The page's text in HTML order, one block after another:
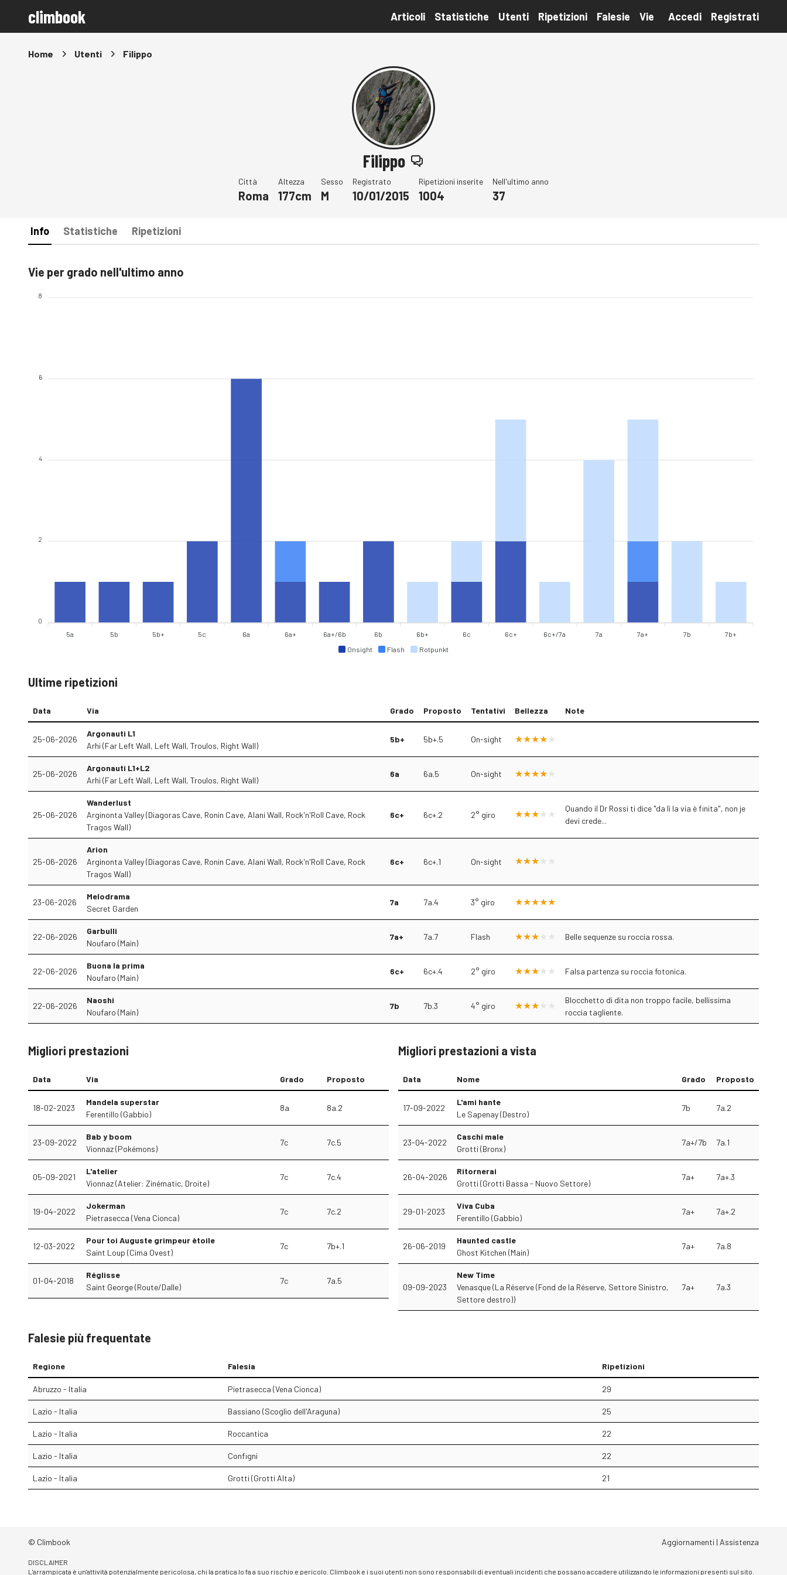
climbook Articoli Statistiche Utenti Ripetizioni Falesie Vie Accedi Registrati
Home Utenti Filippo
Filippo
Città
Roma
Altezza
177cm
Sesso
M
Registrato
10/01/2015
Ripetizioni inserite
1004
Nell'ultimo anno
37
Info Statistiche Ripetizioni
Vie per grado nell'ultimo anno
Onsight Flash Rotpunkt
8
6
4
2
0
5a 5b 5b+ 5c 6a 6a+ 6a+/6b 6b 6b+ 6c 6c+ 6c+/7a 7a 7a+ 7b 7b+
Ultime ripetizioni
Data Via Grado Proposto Tentativi Bellezza Note
25-06-2026
Argonauti L1
Arhi (Far Left Wall, Left Wall, Troulos, Right Wall)
5b+ 5b+.5 On-sight
25-06-2026
Argonauti L1+L2
Arhi (Far Left Wall, Left Wall, Troulos, Right Wall)
6a 6a.5 On-sight
25-06-2026
Wanderlust
Arginonta Valley (Diagoras Cave, Ronin Cave, Alani Wall, Rock'n'Roll Cave, Rock
Tragos Wall)
6c+ 6c+.2 2° giro
Quando il Dr Rossi ti dice "da lì la via è finita", non je
devi crede...
25-06-2026
Arion
Arginonta Valley (Diagoras Cave, Ronin Cave, Alani Wall, Rock'n'Roll Cave, Rock
Tragos Wall)
6c+ 6c+.1 On-sight
23-06-2026
Melodrama
Secret Garden
7a 7a.4 3° giro
22-06-2026
Garbulli
Noufaro (Main)
7a+ 7a.7 Flash Belle sequenze su roccia rossa.
22-06-2026
Buona la prima
Noufaro (Main)
6c+ 6c+.4 2° giro Falsa partenza su roccia fotonica.
22-06-2026
Naoshi
Noufaro (Main)
7b 7b.3 4° giro
Blocchetto di dita non troppo facile, bellissima
roccia tagliente.
Migliori prestazioni
Data Via Grado Proposto
18-02-2023
Mandela superstar
Ferentillo (Gabbio)
8a 8a.2
23-09-2022
Bab y boom
Vionnaz (Pokémons)
7c 7c.5
05-09-2021
L'atelier
Vionnaz (Atelier: Zinématic, Droite)
7c 7c.4
19-04-2022
Jokerman
Pietrasecca (Vena Cionca)
7c 7c.2
12-03-2022
Pour toi Auguste grimpeur ètoile
Saint Loup (Cima Ovest)
7c 7b+.1
01-04-2018
Réglisse
Saint George (Route/Dalle)
7c 7a.5
Migliori prestazioni a vista
Data Nome Grado Proposto
17-09-2022
L'ami hante
Le Sapenay (Destro)
7b 7a.2
23-04-2022
Caschi male
Grotti (Bronx)
7a+/7b 7a.1
26-04-2026
Ritornerai
Grotti (Grotti Bassa - Nuovo Settore)
7a+ 7a+.3
29-01-2023
Viva Cuba
Ferentillo (Gabbio)
7a+ 7a+.2
26-06-2019
Haunted castle
Ghost Kitchen (Main)
7a+ 7a.8
09-09-2023
New Time
Venasque (La Réserve (Fond de la Réserve, Settore Sinistro,
Settore destro))
7a+ 7a.3
Falesie più frequentate
Regione Falesia Ripetizioni
Abruzzo - Italia Pietrasecca (Vena Cionca) 29
Lazio - Italia Bassiano (Scoglio dell'Araguna) 25
Lazio - Italia Roccantica 22
Lazio - Italia Configni 22
Lazio - Italia Grotti (Grotti Alta) 21
© Climbook Aggiornamenti | Assistenza
DISCLAIMER
L'arrampicata è un'attività potenzialmente pericolosa, chi la pratica lo fa a suo rischio e pericolo. Climbook e i suoi utenti non sono responsabili di eventuali incidenti che possano accadere utilizzando le informazioni presenti sul sito.